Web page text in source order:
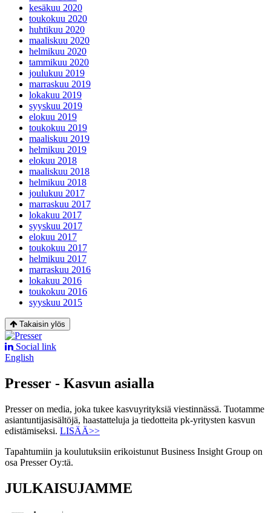
kesäkuu 2020
toukokuu 2020
huhtikuu 2020
maaliskuu 2020
helmikuu 2020
tammikuu 2020
joulukuu 2019
marraskuu 2019
lokakuu 2019
syyskuu 2019
elokuu 2019
toukokuu 2019
maaliskuu 2019
helmikuu 2019
elokuu 2018
maaliskuu 2018
helmikuu 2018
joulukuu 2017
marraskuu 2017
lokakuu 2017
syyskuu 2017
elokuu 2017
toukokuu 2017
helmikuu 2017
marraskuu 2016
lokakuu 2016
toukokuu 2016
syyskuu 2015
Takaisin ylös
Social link
English
Presser - Kasvun asialla
Presser on media, joka tukee kasvuyrityksiä viestinnässä. Tuotamme
asiantuntijasisältöjä, haastatteluja ja tiedotteita pk-yritysten kasvun
edistämiseksi. LISÄÄ>>
Tapahtumiin ja koulutuksiin erikoistunut Business Insight Group on
osa Presser Oy:tä.
JULKAISUJAMME